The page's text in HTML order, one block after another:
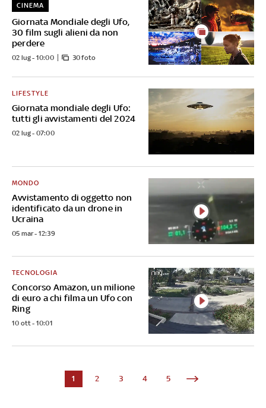
Giornata Mondiale degli Ufo,
30 film sugli alieni da non
perdere
CINEMA
02 lug - 10:00 30 foto
Giornata mondiale degli Ufo:
tutti gli avvistamenti del 2024
LIFESTYLE
02 lug - 07:00
Avvistamento di oggetto non
identificato da un drone in
Ucraina
MONDO
05 mar - 12:39
Concorso Amazon, un milione
di euro a chi filma un Ufo con
Ring
TECNOLOGIA
10 ott - 10:01
1 2 3 4 5